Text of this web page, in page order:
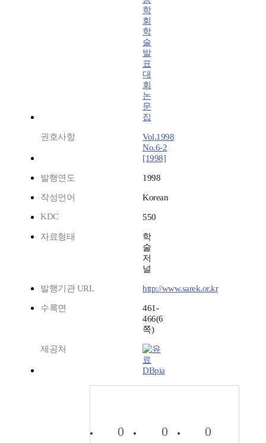
학
회
학
술
발
표
대
회
논
문
집
권호사항
Vol.1998
No.6-2
[1998]
발행연도 1998
작성언어
Korean
KDC
550
자료형태
학
술
저
널
발행기관 URL http://www.sarek.or.kr
수록면
461-
466(6
쪽)
제공처
DBpia
0 0 0